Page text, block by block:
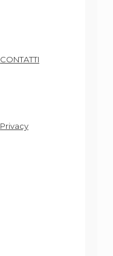
CONTATTI
Privacy